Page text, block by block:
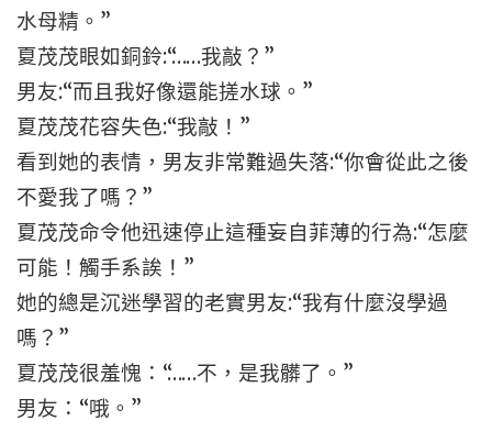
水母精。”
夏茂茂眼如銅鈴:“……我敲？”
男友:“而且我好像還能搓水球。”
夏茂茂花容失色:“我敲！”
看到她的表情，男友非常難過失落:“你會從此之後
不愛我了嗎？”
夏茂茂命令他迅速停止這種妄自菲薄的行為:“怎麼
可能！觸手系誒！”
她的總是沉迷學習的老實男友:“我有什麼沒學過
嗎？”
夏茂茂很羞愧：“……不，是我髒了。”
男友：“哦。”